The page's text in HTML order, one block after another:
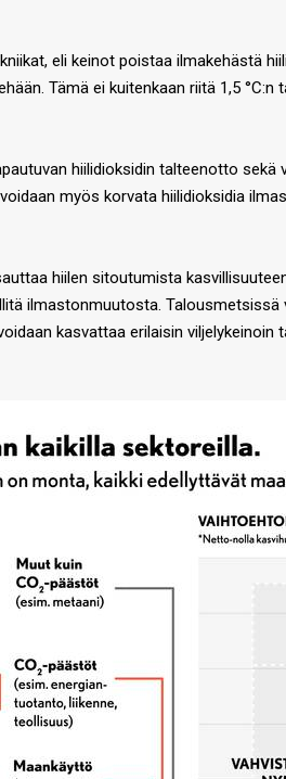
eli keinot poistaa ilmakehästä
Tämä ei kuitenkaan riitä 1,5
hiilidioksidin talteenotto
myös korvata hiilidioksidia
hiilen sitoutumista
ilmastonmuutosta.
kasvattaa erilaisin